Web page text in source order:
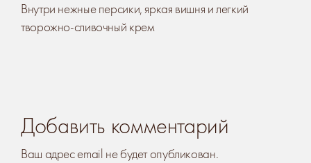
Внутри нежные персики, яркая вишня и легкий
творожно-сливочный крем
Добавить комментарий
Ваш адрес email не будет опубликован.